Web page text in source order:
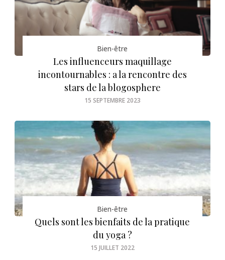
Bien-être
Les influenceurs maquillage
incontournables : a la rencontre des
stars de la blogosphere
15 SEPTEMBRE 2023
Bien-être
Quels sont les bienfaits de la pratique
du yoga ?
15 JUILLET 2022